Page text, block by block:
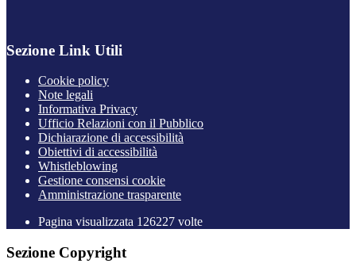
Sezione Link Utili
Cookie policy
Note legali
Informativa Privacy
Ufficio Relazioni con il Pubblico
Dichiarazione di accessibilità
Obiettivi di accessibilità
Whistleblowing
Gestione consensi cookie
Amministrazione trasparente
Pagina visualizzata 126227 volte
Sezione Copyright